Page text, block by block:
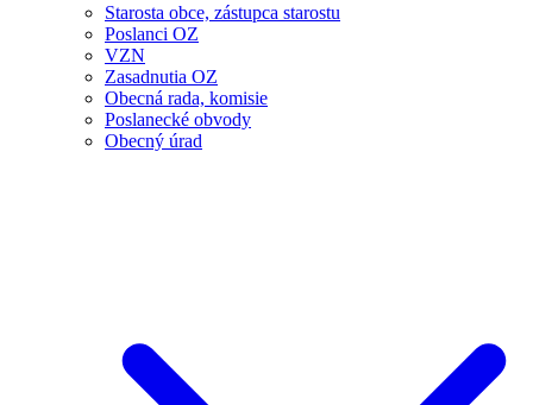
Starosta obce, zástupca starostu
Poslanci OZ
VZN
Zasadnutia OZ
Obecná rada, komisie
Poslanecké obvody
Obecný úrad